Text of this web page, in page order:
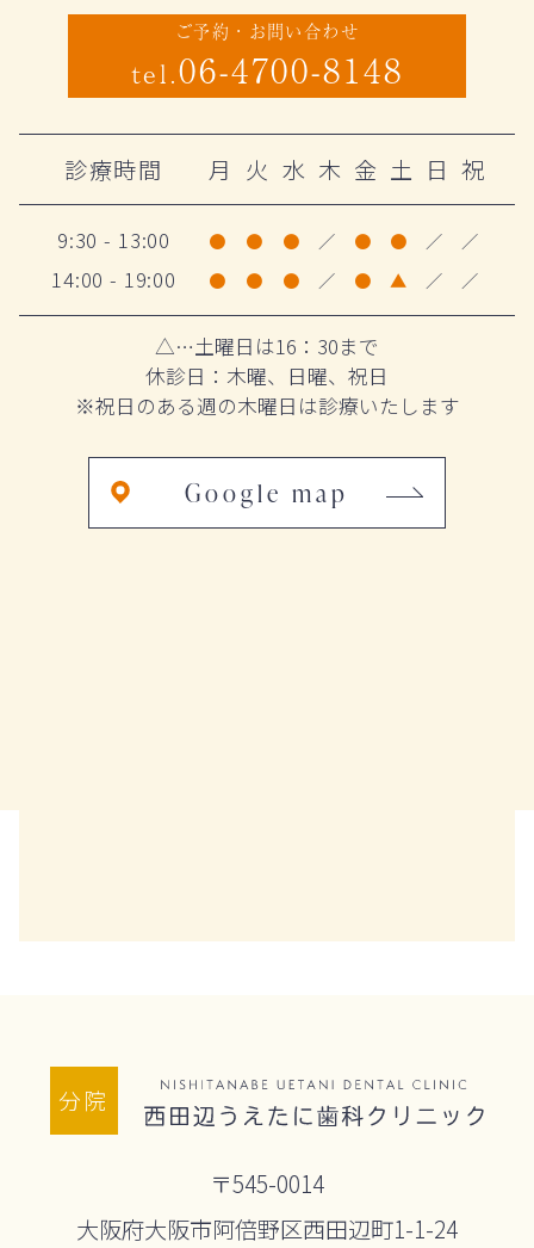
ご予約・お問い合わせ
tel.06-4700-8148
診療時間 月 火 水 木 金 土 日 祝
9:30 - 13:00 ● ● ● ／ ● ● ／ ／
14:00 - 19:00 ● ● ● ／ ● ▲ ／ ／
△…土曜日は16：30まで
休診日：木曜、日曜、祝日
※祝日のある週の木曜日は診療いたします
Google map
分院
〒545-0014
大阪府大阪市阿倍野区西田辺町1-1-24